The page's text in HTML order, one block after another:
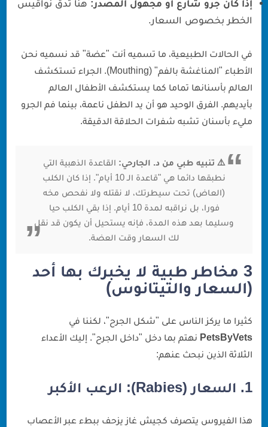
إذا كان جرو شارع أو مجهول المصدر: هنا تدق نواقيس
الخطر بخصوص السعار.
في الحالات الطبيعية، ما تسميه أنت "عضة" قد نسميه نحن
الأطباء "المناغشة بالفم" (Mouthing). الجراء تستكشف
العالم بأسنانها تماما كما يستكشف الأطفال العالم
بأيديهم. الفرق الوحيد هو أن يد الطفل ناعمة، بينما فم الجرو
مليء بأسنان تشبه شفرات الحلاقة الدقيقة.
⚠️ تنبيه طبي من د. الجارحي: القاعدة الذهبية التي
نطبقها دائما هي "قاعدة الـ 10 أيام". إذا كان الكلب
(العاض) تحت سيطرتك، لا نقتله ولا نفحص مخه
فورا، بل نراقبه لمدة 10 أيام. إذا بقي الكلب حيا
وسليما بعد هذه المدة، فإنه يستحيل أن يكون قد نقل
لك السعار وقت العضة.
3 مخاطر طبية لا يخبرك بها أحد
(السعار والتيتانوس)
كثيرا ما يركز الناس على "شكل الجرح"، لكننا في
PetsByVets نهتم بما دخل "داخل الجرح". إليك الأعداء
الثلاثة الذين نبحث عنهم:
1. السعار (Rabies): الرعب الأكبر
هذا الفيروس يتصرف كجيش غازٍ يزحف ببطء عبر الأعصاب